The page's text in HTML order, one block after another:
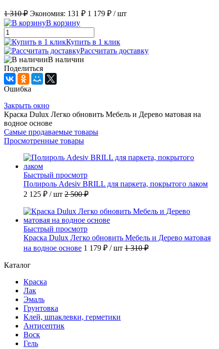
1 310 ₽ Экономия: 131 ₽ 1 179 ₽ / шт
В корзину
Купить в 1 клик
Рассчитать доставку
В наличии
Поделиться
Ошибка
Закрыть окно
Краска Dulux Легко обновить Мебель и Дерево матовая на
водное основе
Самые продаваемые товары
Просмотренные товары
Быстрый просмотр
Полироль Adesiv BRILL для паркета, покрытого лаком
2 125 ₽ / шт 2 500 ₽
Быстрый просмотр
Краска Dulux Легко обновить Мебель и Дерево матовая
на водное основе 1 179 ₽ / шт 1 310 ₽
Каталог
Краска
Лак
Эмаль
Грунтовка
Клей, шпаклевки, герметики
Антисептик
Воск
Гель